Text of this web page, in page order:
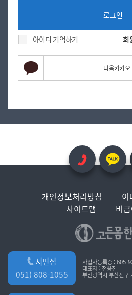
로그인
아이디 기억하기 회
다음카카
개인정보처리방침
이
사이트맵
비
서면점
051) 808-1055
사업자등록증 : 605-
대표자 : 전응진
부산광역시 부산진